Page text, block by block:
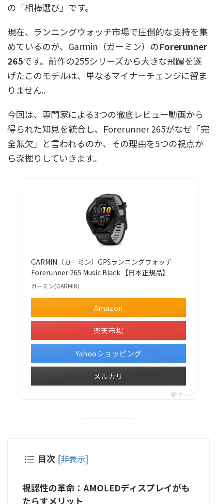
の「相棒選び」です。
現在、ランニングウォッチ市場で圧倒的な支持を集
めているのが、Garmin（ガーミン）のForerunner
265です。前作の255シリーズから大きな飛躍を遂
げたこのモデルは、単なるマイナーチェンジに留ま
りません。
今回は、専門家による3つの徹底レビュー動画から
得られた知見を統合し、Forerunner 265がなぜ「完
全無欠」と言われるのか、その理由を5つの視点か
ら深掘りしていきます。
GARMIN（ガーミン）GPSランニングウォッチ
Forerunner 265 Music Black 【日本正規品】
ガーミン(GARMIN)
Amazon
楽天市場
Yahooショッピング
メルカリ
ポチップ
目次 [非表示]
視認性の革命：AMOLEDディスプレイがも
たらすメリット